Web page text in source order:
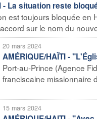
- La situation reste
est toujours bloquée
sur le nom du
20 mars 2024
AMÉRIQUE/HAÏTI -
Port-au-Prince (Agence
franciscaine missionnaire
15 mars 2024